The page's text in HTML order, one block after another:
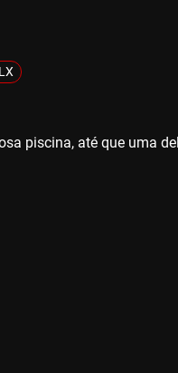
piscina, até que uma